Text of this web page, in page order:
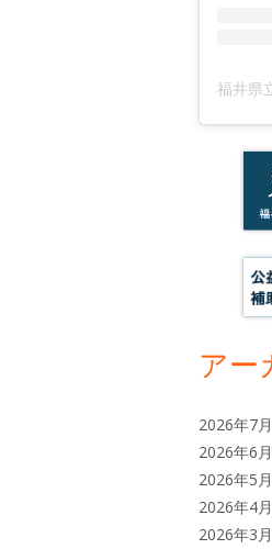
アー
2026年7月
2026年6月
2026年5月
2026年4月
2026年3月